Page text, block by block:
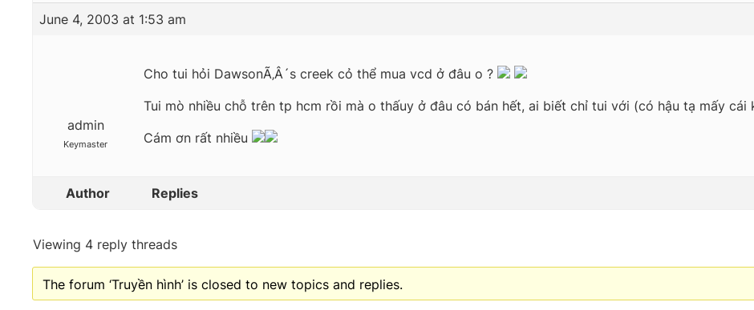
June 4, 2003 at 1:53 am
admin
Keymaster
Cho tui hỏi DawsonÃ‚Â´s creek cỏ thể mua vcd ở đâu o ?
Tui mò nhiều chỗ trên tp hcm rồi mà o thấuy ở đâu có bán hết, ai biết chỉ tui với (có hậu tạ mấy cái
Cám ơn rất nhiều
Author Replies
Viewing 4 reply threads
The forum ‘Truyền hình’ is closed to new topics and replies.